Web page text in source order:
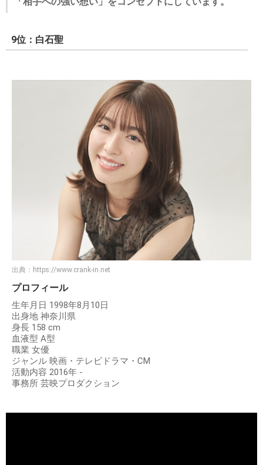
9位：白石聖
出典： https://www.crank-in.net
プロフィール
生年月日 1998年8月10日
出身地 神奈川県
身長 158 cm
血液型 A型
職業 女優
ジャンル 映画・テレビドラマ・CM
活動内容 2016年 ‐
事務所 芸映プロダクション